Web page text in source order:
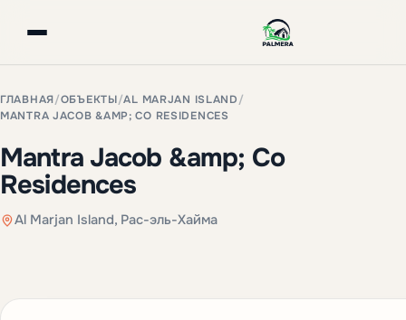
ГЛАВНАЯ/ОБЪЕКТЫ/AL MARJAN ISLAND /
MANTRA JACOB &AMP; CO RESIDENCES
Mantra Jacob &amp; Co
Residences
Al Marjan Island, Рас-эль-Хайма